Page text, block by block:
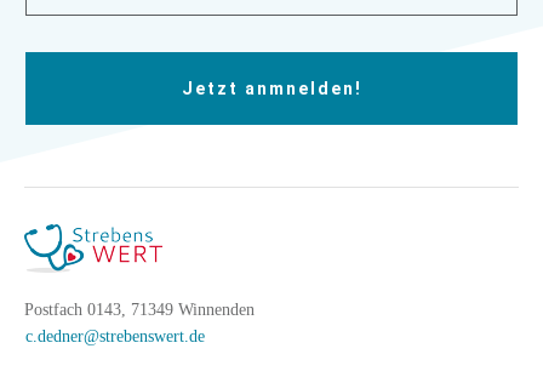
Jetzt anmnelden!
Postfach 0143, 71349 Winnenden
c.dedner@strebenswert.de